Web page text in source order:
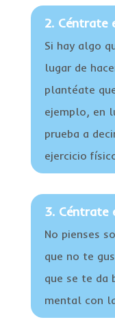
2. Céntrate
Si hay algo
lugar de
plantéate
ejemplo, en
prueba a
ejercicio
3. Céntrate
No pienses
que no te
que se te da
mental con